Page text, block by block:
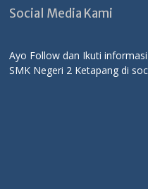
Social Media Kami
Ayo Follow dan Ikuti
SMK Negeri 2 Ketapang di